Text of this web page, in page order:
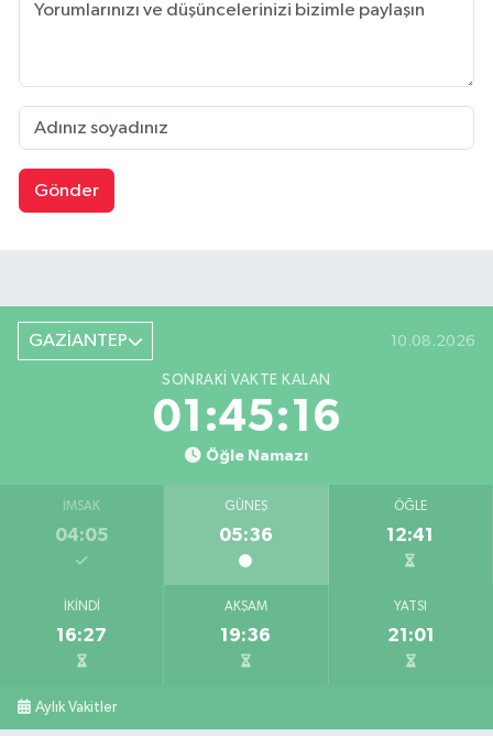
Gönder
GAZİANTEP 10.08.2026
SONRAKI VAKTE KALAN
01:45:15
Öğle Namazı
İMSAK
04:05
GÜNEŞ
05:36
ÖĞLE
12:41
İKINDI
16:27
AKŞAM
19:36
YATSI
21:01
Aylık Vakitler